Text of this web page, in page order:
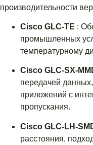
производительности
Cisco GLC-TE :
промышленных
температурному
Cisco GLC-SX-
передачей
приложений с
пропускания.
Cisco GLC-LH-
расстояния,